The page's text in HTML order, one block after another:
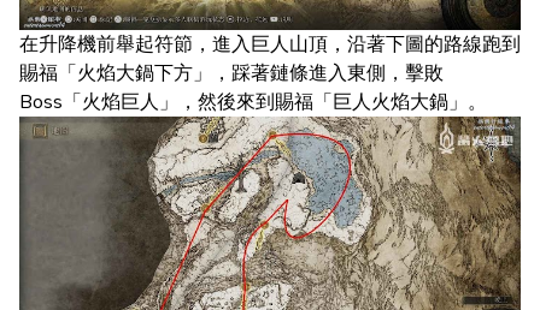
在升降機前舉起符節，進入巨人山頂，沿著下圖的路線跑到
賜福「火焰大鍋下方」，踩著鏈條進入東側，擊敗
Boss「火焰巨人」，然後來到賜福「巨人火焰大鍋」。